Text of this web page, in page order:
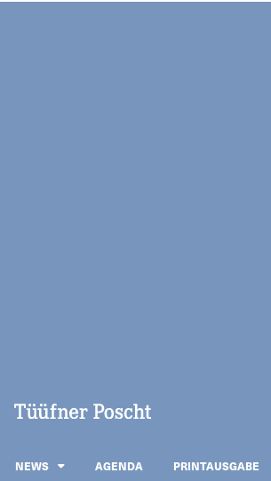
NEWS AGENDA PRINTAUSGABE